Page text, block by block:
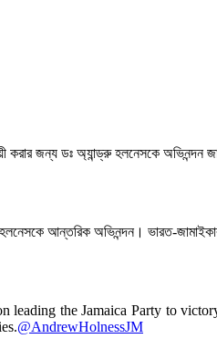
বিজয়ী করার জন্য ডঃ অ্যান্ড্রু হলনেসকে
হলনেসকে আন্তরিক অভিনন্দন। ভারত-
leading the Jamaica Party to
@AndrewHolnessJM